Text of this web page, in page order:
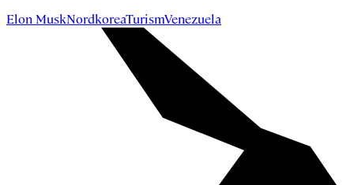
Elon MuskNordkoreaTurismVenezuela